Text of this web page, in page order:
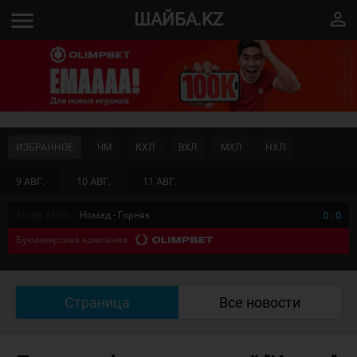
menu ШАЙБА.KZ perm_identity
9 АВГ. 10 АВГ. 11 АВГ.
ИЗБРАННОЕ ЧМ КХЛ ВХЛ МХЛ НХЛ
Номад - Горняк 0 : 0
Букмекерская компания
Страница Все новости